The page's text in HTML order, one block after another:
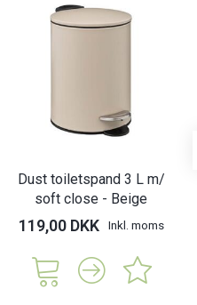
Dust toiletspand 3 L m/
soft close - Beige
119,00 DKK Inkl. moms